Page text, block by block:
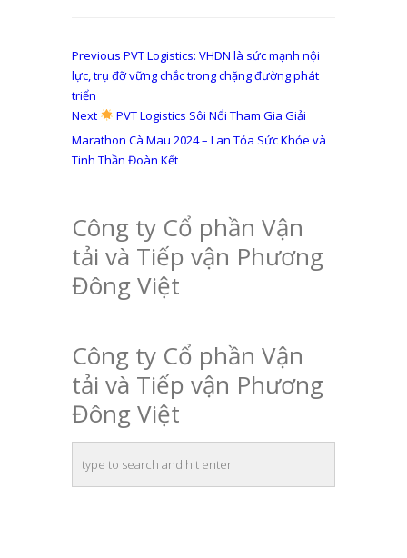
Điều
hướng
bài
viết
Previous Previous
post:
PVT Logistics: VHDN là sức mạnh nội
lực, trụ đỡ vững chắc trong chặng đường phát
triển
Next Next
post:
PVT Logistics Sôi Nổi Tham Gia Giải
Marathon Cà Mau 2024 – Lan Tỏa Sức Khỏe và
Tinh Thần Đoàn Kết
Công ty Cổ phần Vận
tải và Tiếp vận Phương
Đông Việt
Công ty Cổ phần Vận
tải và Tiếp vận Phương
Đông Việt